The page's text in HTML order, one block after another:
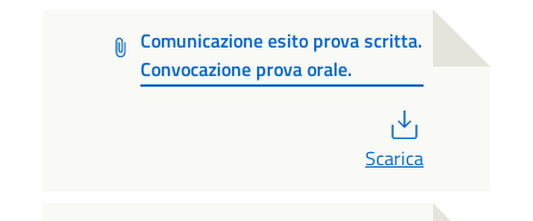
Comunicazione esito prova scritta.
Convocazione prova orale.
Scarica